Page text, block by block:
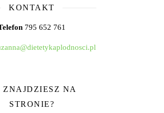
KONTAKT
795 652 761
ZNAJDZIESZ NA
STRONIE?